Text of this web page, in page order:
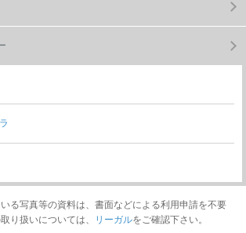
いる写真等の資料は、書面などによる利用申請を不要
り扱いについては、
リーガルをご確認下さい。